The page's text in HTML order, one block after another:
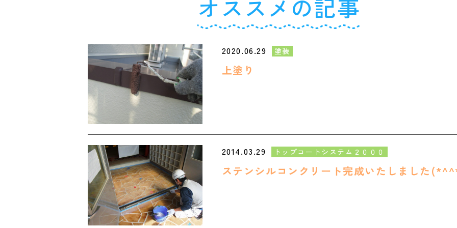
オススメの記事
2020.06.29 塗装
上塗り
2014.03.29 トップコートシステム２０００
ステンシルコンクリート完成いたしました